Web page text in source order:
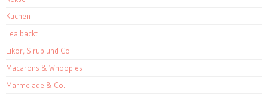
Kuchen
Lea backt
Likör, Sirup und Co.
Macarons & Whoopies
Marmelade & Co.